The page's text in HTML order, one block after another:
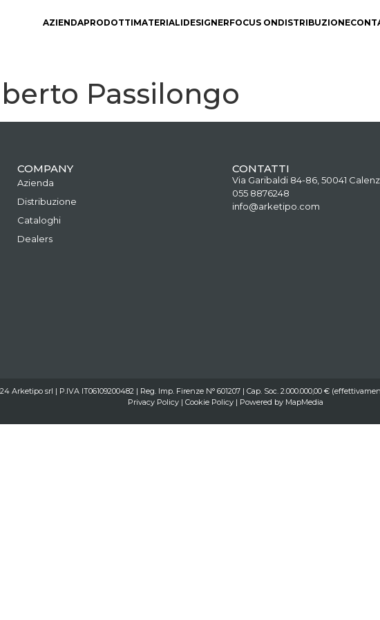
AZIENDAPRODOTTIMATERIALIDESIGNERFOCUS ONDISTRIBUZIONE
Passilongo
COMPANY
Azienda
Distribuzione
Cataloghi
Dealers
CONTATTI
Via Garibaldi 84-86, 50041
055 8876248
info@arketipo.com
Arketipo srl | P.IVA IT06109200482 | Reg. Imp. Firenze N° 601207 | Cap. Soc. 2.000.000,00 €
Privacy Policy| Cookie Policy| Powered by MapMedia